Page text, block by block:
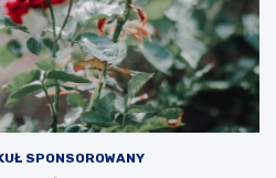
SPONSOROWANY